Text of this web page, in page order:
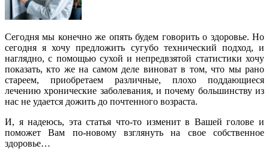
Сегодня мы конечно же опять будем говорить о здоровье. Но
сегодня я хочу предложить сугубо технический подход, и
наглядно, с помощью сухой и непредвзятой статистики хочу
показать, кто же на самом деле виноват в том, что мы рано
стареем, приобретаем различные, плохо поддающиеся
лечению хронические заболевания, и почему большинству из
нас не удается дожить до почтенного возраста.
И, я надеюсь, эта статья что-то изменит в Вашей голове и
поможет Вам по-новому взглянуть на свое собственное
здоровье…